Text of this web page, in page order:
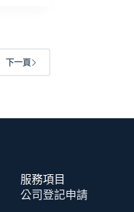
下一頁
服務項目
公司登記申請